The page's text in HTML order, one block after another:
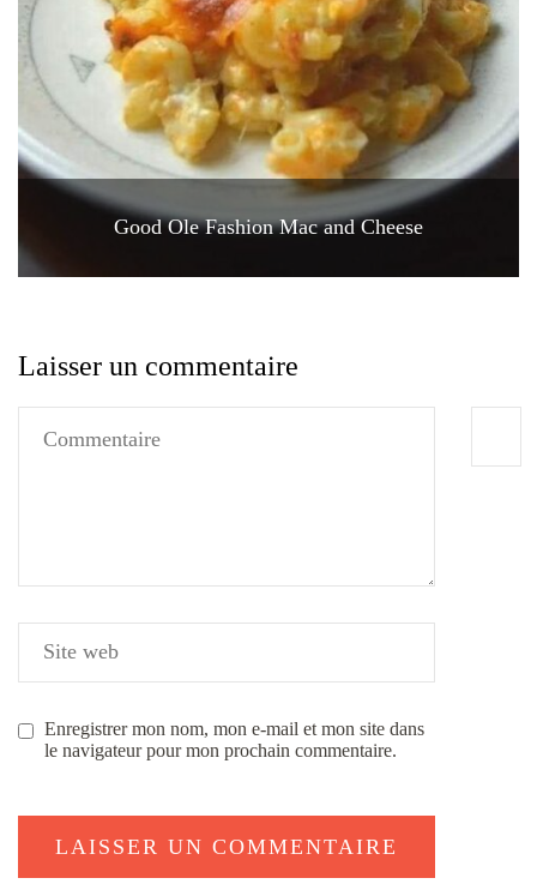
Good Ole Fashion Mac and Cheese
Laisser un commentaire
Enregistrer mon nom, mon e-mail et mon site dans
le navigateur pour mon prochain commentaire.